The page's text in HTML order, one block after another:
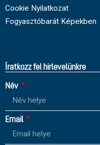
Cookie Nyilatkozat
Fogyasztóbarát Képekben
Íratkozz fel hirlevelünkre
Név
Email